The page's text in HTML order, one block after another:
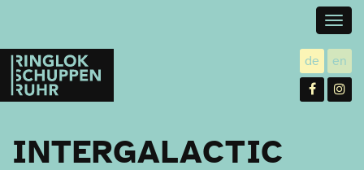
Ringlokschuppen
Ruhr
de utsch
en
INTERGALACTIC